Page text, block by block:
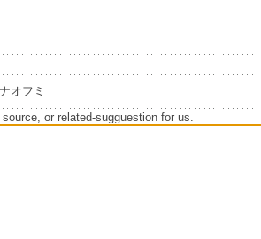
オフミ
or related-sugguestion for us.